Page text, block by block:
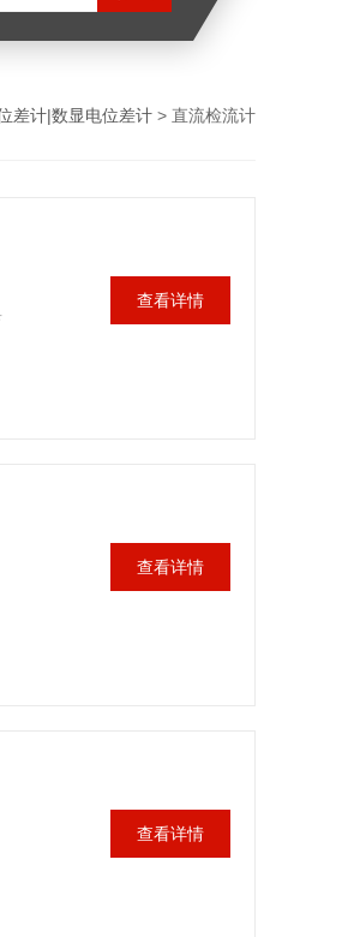
差计|数显电位差计 > 直流检流计
查看详情
查看详情
查看详情